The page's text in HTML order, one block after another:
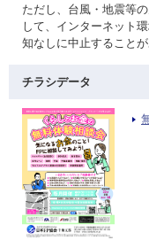
ただし、台風・地震等
して、インターネット
知なしに中止することが
チラシデータ